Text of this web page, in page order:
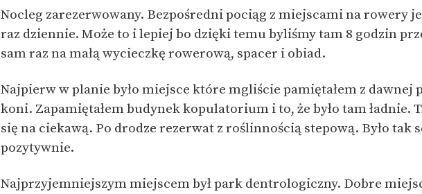
Nocleg zarezerwowany. Bezpośredni pociąg z miejscami na rowery
raz dziennie. Może to i lepiej bo dzięki temu byliśmy tam 8 godzin
sam raz na małą wycieczkę rowerową, spacer i obiad.
Najpierw w planie było miejsce które mgliście pamiętałem z dawnej
koni. Zapamiętałem budynek kopulatorium i to, że było tam ładnie.
się na ciekawą. Po drodze rezerwat z roślinnością stepową. Było tak
pozytywnie.
Najprzyjemniejszym miejscem był park dentrologiczny. Dobre